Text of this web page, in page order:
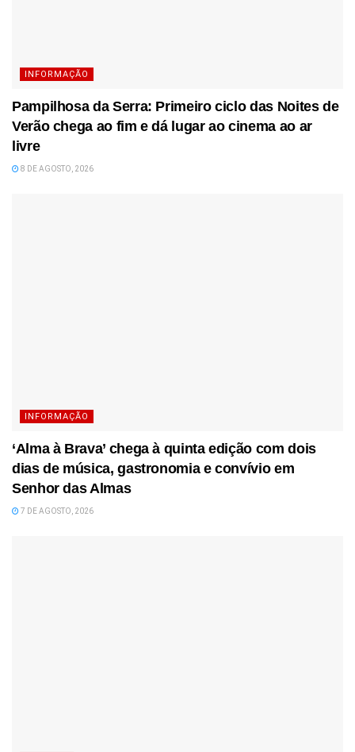
INFORMAÇÃO
Pampilhosa da Serra: Primeiro ciclo das Noites de
Verão chega ao fim e dá lugar ao cinema ao ar
livre
8 DE AGOSTO, 2026
INFORMAÇÃO
‘Alma à Brava’ chega à quinta edição com dois
dias de música, gastronomia e convívio em
Senhor das Almas
7 DE AGOSTO, 2026